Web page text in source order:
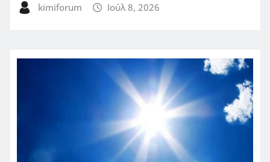
kimiforum Ιούλ 8, 2026